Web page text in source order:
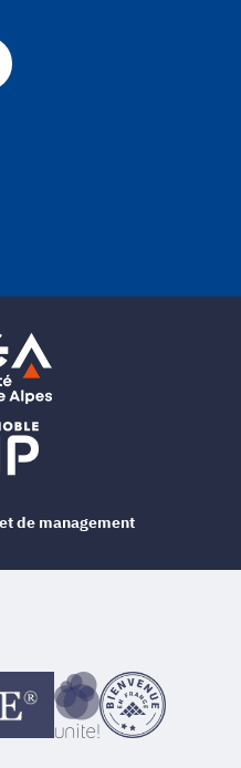
de management